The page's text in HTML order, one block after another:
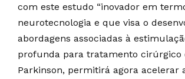
com este estudo “inovador em
neurotecnologia e que visa o
abordagens associadas à
profunda para tratamento cirúrgico
Parkinson, permitirá agora acelerar